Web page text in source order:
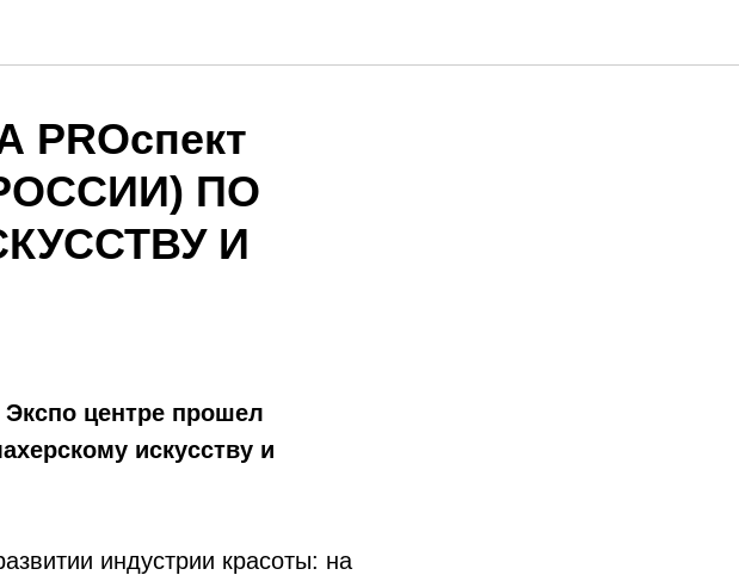
ПО
И
Экспо центре прошел
искусству и
индустрии красоты: на